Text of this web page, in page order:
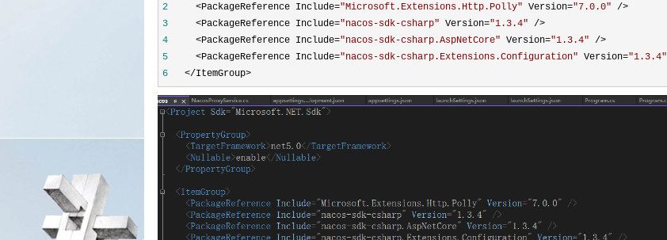
2
     <PackageReference Include=
"Microsoft.Extensions.Http.Polly" Version="7.0.0"
3
     <PackageReference Include=
"nacos-sdk-csharp" Version="1.3.4"
4
     <PackageReference Include=
"nacos-sdk-csharp.AspNetCore" Version="1.3.4"
5
     <PackageReference Include=
"nacos-sdk-csharp.Extensions.Configuration" Version="1.3.4"
6
   </ItemGroup>